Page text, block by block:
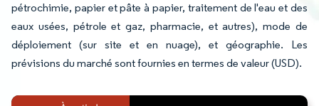
pétrochimie, papier et pâte à papier, traitement de l'eau et des
eaux usées, pétrole et gaz, pharmacie, et autres), mode de
déploiement (sur site et en nuage), et géographie. Les
prévisions du marché sont fournies en termes de valeur (USD).